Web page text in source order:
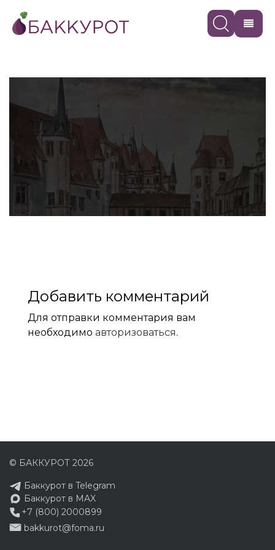
Добавить комментарий
Для отправки комментария вам
необходимо авторизоваться.
© БАККУРОТ 2026
Баккурот в Telegram
Баккурот в MAX
+7 (800) 2000899
bakkurot@foma.ru